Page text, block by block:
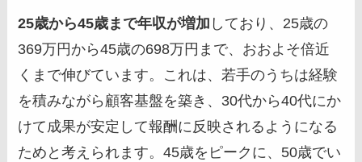
25歳から45歳まで年収が増加 しており、25歳の
369万円から45歳の698万円まで、おおよそ倍近
くまで伸びています。これは、若手のうちは経験
を積みながら顧客基盤を築き、30代から40代にか
けて成果が安定して報酬に反映されるようになる
ためと考えられます。45歳をピークに、50歳でい